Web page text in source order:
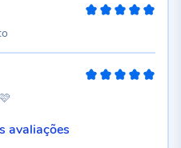
avaliações